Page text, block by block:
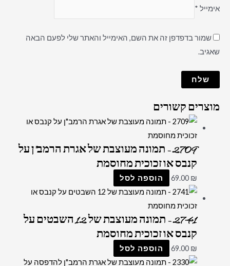
אימייל *
שמור בדפדפן זה את השם, האימייל והאתר שלי לפעם הבאה
שאגיב.
מוצרים קשורים
2709 – תמונה מעוצבת של אגרת הרמב"ן על
קנבס או זכוכית מחוסמת
69.00 ₪ הוספה לסל
2741 – תמונה מעוצבת של 12 השבטים על
קנבס או זכוכית מחוסמת
69.00 ₪ הוספה לסל